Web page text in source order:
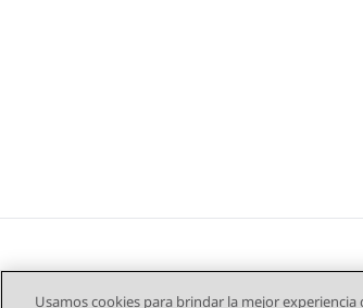
Usamos cookies para brindar la mejor